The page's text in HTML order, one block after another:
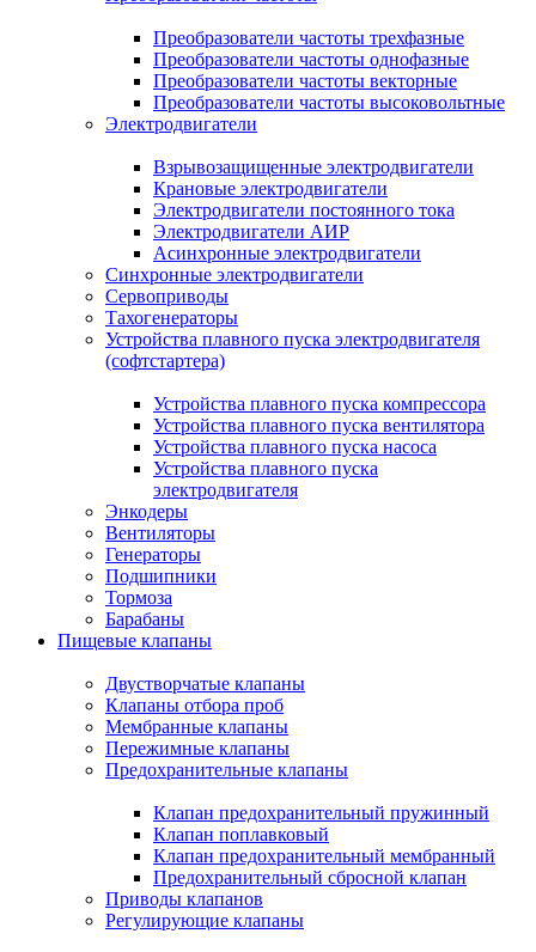
Преобразователи частоты трехфазные
Преобразователи частоты однофазные
Преобразователи частоты векторные
Преобразователи частоты высоковольтные
Электродвигатели
Взрывозащищенные электродвигатели
Крановые электродвигатели
Электродвигатели постоянного тока
Электродвигатели АИР
Асинхронные электродвигатели
Синхронные электродвигатели
Сервоприводы
Тахогенераторы
Устройства плавного пуска электродвигателя
(софтстартера)
Устройства плавного пуска компрессора
Устройства плавного пуска вентилятора
Устройства плавного пуска насоса
Устройства плавного пуска
электродвигателя
Энкодеры
Вентиляторы
Генераторы
Подшипники
Тормоза
Барабаны
Пищевые клапаны
Двустворчатые клапаны
Клапаны отбора проб
Мембранные клапаны
Пережимные клапаны
Предохранительные клапаны
Клапан предохранительный пружинный
Клапан поплавковый
Клапан предохранительный мембранный
Предохранительный сбросной клапан
Приводы клапанов
Регулирующие клапаны